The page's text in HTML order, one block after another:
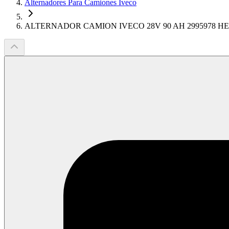
Alternadores Para Camiones Iveco
ALTERNADOR CAMION IVECO 28V 90 AH 2995978